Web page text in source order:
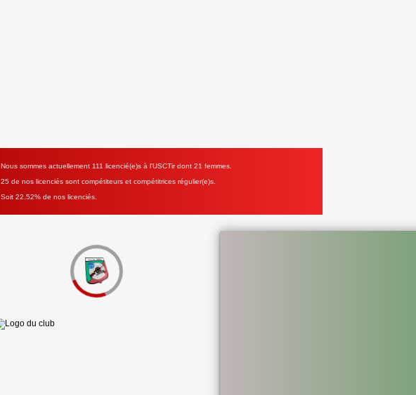
Nous sommes actuellement 111 licencié(e)s à l'USCTir dont 21 femmes.
25 de nos licenciés sont compétiteurs et compétitrices régulier(e)s.
Soit 22.52% de nos licenciés.